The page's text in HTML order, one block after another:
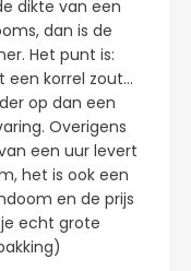
dikte van een
dan is de
Het punt is:
korrel zout...
op dan een
Overigens
een uur levert
het is ook een
en de prijs
echt grote